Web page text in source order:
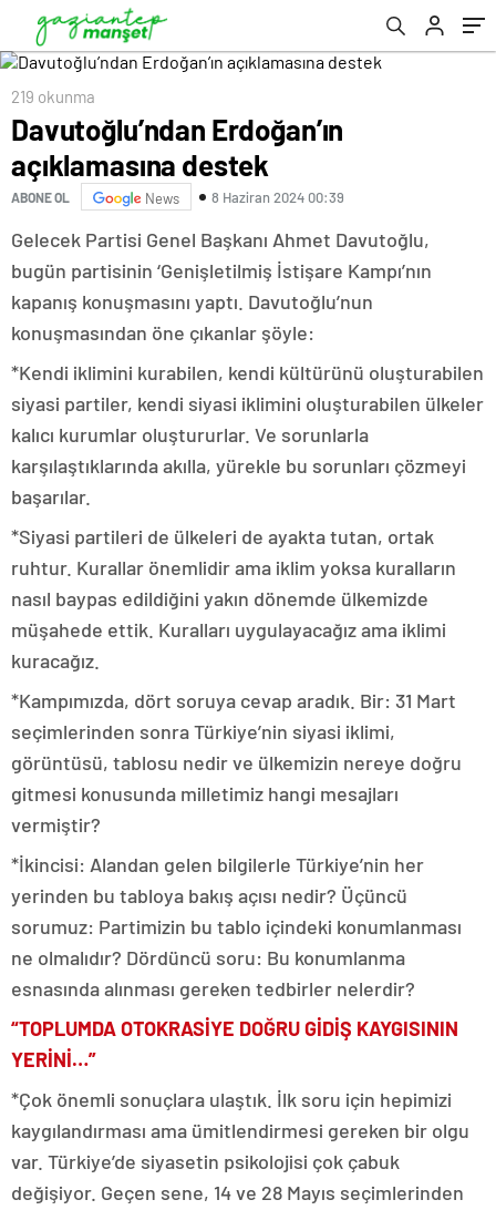
219 okunma
Davutoğlu’ndan Erdoğan’ın
açıklamasına destek
ABONE OL News 8 Haziran 2024 00:39
Gelecek Partisi Genel Başkanı Ahmet Davutoğlu,
bugün partisinin ‘Genişletilmiş İstişare Kampı’nın
kapanış konuşmasını yaptı. Davutoğlu’nun
konuşmasından öne çıkanlar şöyle:
*Kendi iklimini kurabilen, kendi kültürünü oluşturabilen
siyasi partiler, kendi siyasi iklimini oluşturabilen ülkeler
kalıcı kurumlar oluştururlar. Ve sorunlarla
karşılaştıklarında akılla, yürekle bu sorunları çözmeyi
başarılar.
*Siyasi partileri de ülkeleri de ayakta tutan, ortak
ruhtur. Kurallar önemlidir ama iklim yoksa kuralların
nasıl baypas edildiğini yakın dönemde ülkemizde
müşahede ettik. Kuralları uygulayacağız ama iklimi
kuracağız.
*Kampımızda, dört soruya cevap aradık. Bir: 31 Mart
seçimlerinden sonra Türkiye’nin siyasi iklimi,
görüntüsü, tablosu nedir ve ülkemizin nereye doğru
gitmesi konusunda milletimiz hangi mesajları
vermiştir?
*İkincisi: Alandan gelen bilgilerle Türkiye’nin her
yerinden bu tabloya bakış açısı nedir? Üçüncü
sorumuz: Partimizin bu tablo içindeki konumlanması
ne olmalıdır? Dördüncü soru: Bu konumlanma
esnasında alınması gereken tedbirler nelerdir?
“TOPLUMDA OTOKRASİYE DOĞRU GİDİŞ KAYGISININ
YERİNİ…”
*Çok önemli sonuçlara ulaştık. İlk soru için hepimizi
kaygılandırması ama ümitlendirmesi gereken bir olgu
var. Türkiye’de siyasetin psikolojisi çok çabuk
değişiyor. Geçen sene, 14 ve 28 Mayıs seçimlerinden